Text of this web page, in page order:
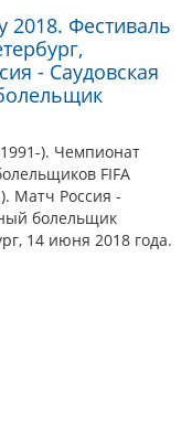
2018. Фестиваль
- Саудовская
). Чемпионат
FIFA
Матч Россия -
болельщик
14 июня 2018 года.